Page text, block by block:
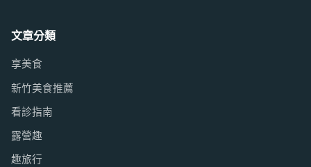
文章分類
享美食
新竹美食推薦
看診指南
露營趣
趣旅行